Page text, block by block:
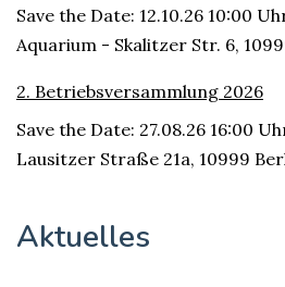
Save the Date: 12.10.26 10:00
Aquarium - Skalitzer Str. 6,
2. Betriebsversammlung 2026
Save the Date: 27.08.26 16:00
Lausitzer Straße 21a, 10999
Aktuelles